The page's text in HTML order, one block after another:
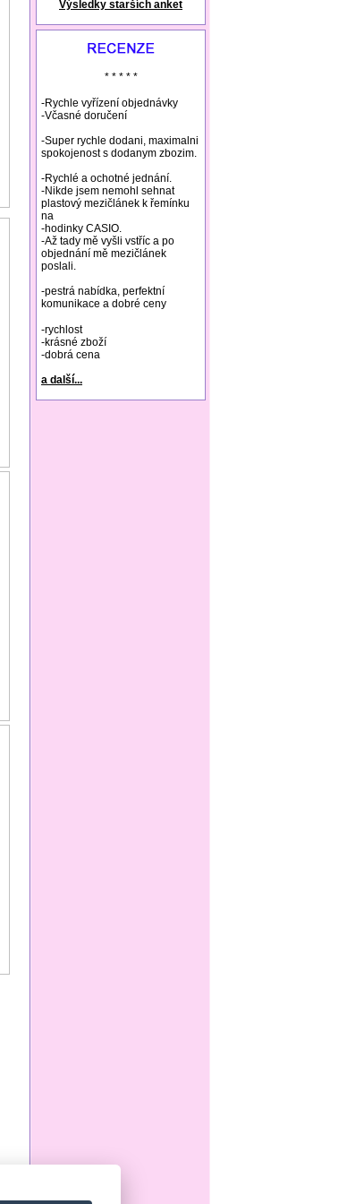
natural remedies rosacea
Výsledky starších anket
* * * * *
-Rychle vyřízení objednávky
-Včasné doručení
-Super rychle dodani, maximalni
spokojenost s dodanym zbozim.
-Rychlé a ochotné jednání.
-Nikde jsem nemohl sehnat
plastový mezičlánek k řemínku
na
-hodinky CASIO.
-Až tady mě vyšli vstříc a po
objednání mě mezičlánek
poslali.
-pestrá nabídka, perfektní
komunikace a dobré ceny
-rychlost
-krásné zboží
-dobrá cena
a další...